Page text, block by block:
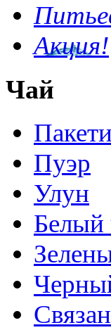
Акция!
Чай
Пуэр
Улун
Белый